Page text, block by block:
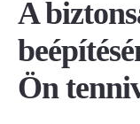
A
Ön